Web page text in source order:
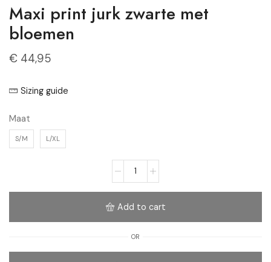
Maxi print jurk zwarte met
bloemen
€ 44,95
Sizing guide
Maat
S/M L/XL
Add to cart
OR